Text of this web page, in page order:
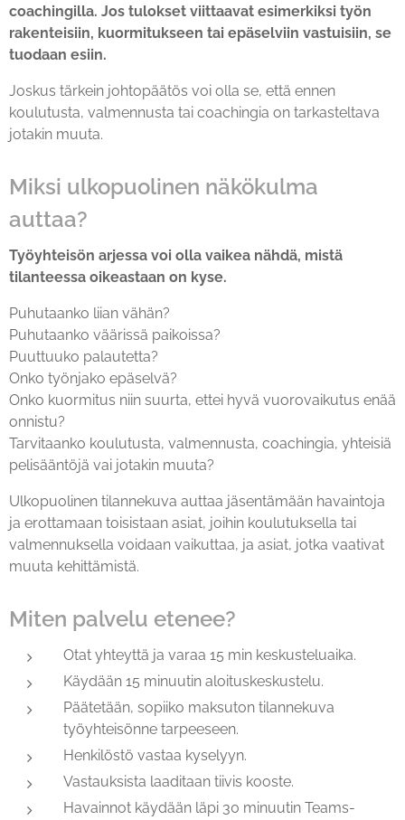
coachingilla. Jos tulokset viittaavat esimerkiksi työn
rakenteisiin, kuormitukseen tai epäselviin vastuisiin, se
tuodaan esiin.
Joskus tärkein johtopäätös voi olla se, että ennen
koulutusta, valmennusta tai coachingia on tarkasteltava
jotakin muuta.
Miksi ulkopuolinen näkökulma
auttaa?
Työyhteisön arjessa voi olla vaikea nähdä, mistä
tilanteessa oikeastaan on kyse.
Puhutaanko liian vähän?
Puhutaanko väärissä paikoissa?
Puuttuuko palautetta?
Onko työnjako epäselvä?
Onko kuormitus niin suurta, ettei hyvä vuorovaikutus enää
onnistu?
Tarvitaanko koulutusta, valmennusta, coachingia, yhteisiä
pelisääntöjä vai jotakin muuta?
Ulkopuolinen tilannekuva auttaa jäsentämään havaintoja
ja erottamaan toisistaan asiat, joihin koulutuksella tai
valmennuksella voidaan vaikuttaa, ja asiat, jotka vaativat
muuta kehittämistä.
Miten palvelu etenee?
Otat yhteyttä ja varaa 15 min keskusteluaika.
Käydään 15 minuutin aloituskeskustelu.
Päätetään, sopiiko maksuton tilannekuva
työyhteisönne tarpeeseen.
Henkilöstö vastaa kyselyyn.
Vastauksista laaditaan tiivis kooste.
Havainnot käydään läpi 30 minuutin Teams-